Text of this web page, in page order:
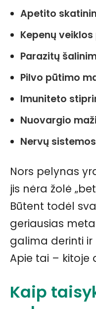
Apetito
Kepenų
Parazitų
Pilvo pūtimo
Imuniteto
Nuovargio
Nervų
Nors pelynas
jis nėra žolė
Būtent todėl
geriausias
galima derinti ir
Apie tai – kitoje
Kaip